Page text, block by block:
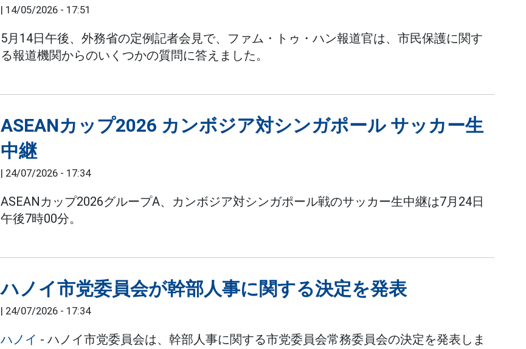
14/05/2026 - 17:51
5月14日午後、外務省の定例記者会見で、ファム・トゥ・ハン報道官は、市民保護に関す
る報道機関からのいくつかの質問に答えました。
ASEANカップ2026 カンボジア対シンガポール サッカー生
中継
24/07/2026 - 17:34
ASEANカップ2026グループA、カンボジア対シンガポール戦のサッカー生中継は7月24日
午後7時00分。
ハノイ市党委員会が幹部人事に関する決定を発表
24/07/2026 - 17:34
ハノイ - ハノイ市党委員会は、幹部人事に関する市党委員会常務委員会の決定を発表しま